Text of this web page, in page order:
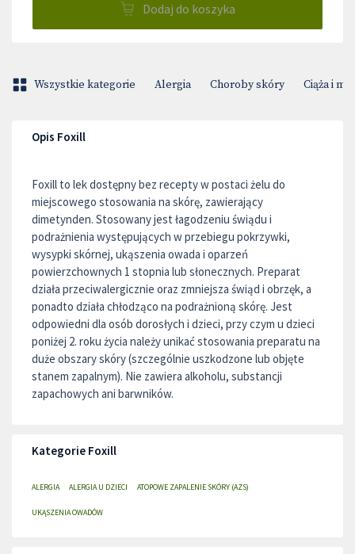
Dodaj do koszyka
Wszystkie kategorie Alergia Choroby skóry Ciąża i
Opis Foxill
Foxill to lek dostępny bez recepty w postaci żelu do
miejscowego stosowania na skórę, zawierający
dimetynden. Stosowany jest łagodzeniu świądu i
podrażnienia występujących w przebiegu pokrzywki,
wysypki skórnej, ukąszenia owada i oparzeń
powierzchownych 1 stopnia lub słonecznych. Preparat
działa przeciwalergicznie oraz zmniejsza świąd i obrzęk, a
ponadto działa chłodząco na podrażnioną skórę. Jest
odpowiedni dla osób dorosłych i dzieci, przy czym u dzieci
poniżej 2. roku życia należy unikać stosowania preparatu na
duże obszary skóry (szczególnie uszkodzone lub objęte
stanem zapalnym). Nie zawiera alkoholu, substancji
zapachowych ani barwników.
Kategorie Foxill
ALERGIA ALERGIA U DZIECI ATOPOWE ZAPALENIE SKÓRY (AZS)
UKĄSZENIA OWADÓW